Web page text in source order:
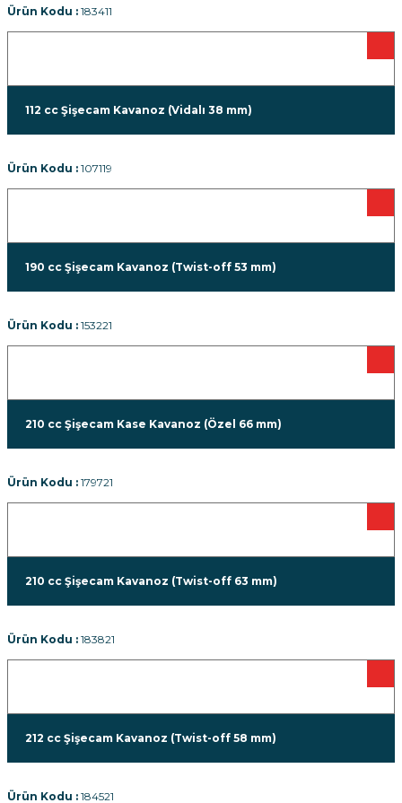
Ürün Kodu : 183411
112 cc Şişecam Kavanoz (Vidalı 38 mm)
Ürün Kodu : 107119
190 cc Şişecam Kavanoz (Twist-off 53 mm)
Ürün Kodu : 153221
210 cc Şişecam Kase Kavanoz (Özel 66 mm)
Ürün Kodu : 179721
210 cc Şişecam Kavanoz (Twist-off 63 mm)
Ürün Kodu : 183821
212 cc Şişecam Kavanoz (Twist-off 58 mm)
Ürün Kodu : 184521